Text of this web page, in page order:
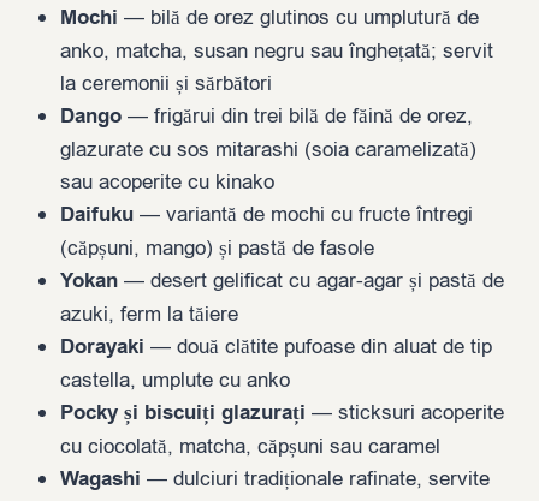
Mochi — bilă de orez glutinos cu umplutură de
anko, matcha, susan negru sau înghețată; servit
la ceremonii și sărbători
Dango— frigărui din trei bilă de făină de orez,
glazurate cu sos mitarashi (soia caramelizată)
sau acoperite cu kinako
Daifuku— variantă de mochi cu fructe întregi
(căpșuni, mango) și pastă de fasole
Yokan— desert gelificat cu agar-agar și pastă de
azuki, ferm la tăiere
Dorayaki — două clătite pufoase din aluat de tip
castella, umplute cu anko
Pocky și biscuiți glazurați — sticksuri acoperite
cu ciocolată, matcha, căpșuni sau caramel
Wagashi — dulciuri tradiționale rafinate, servite